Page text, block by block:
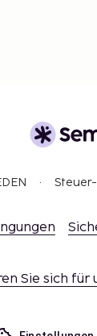
Sie sich für